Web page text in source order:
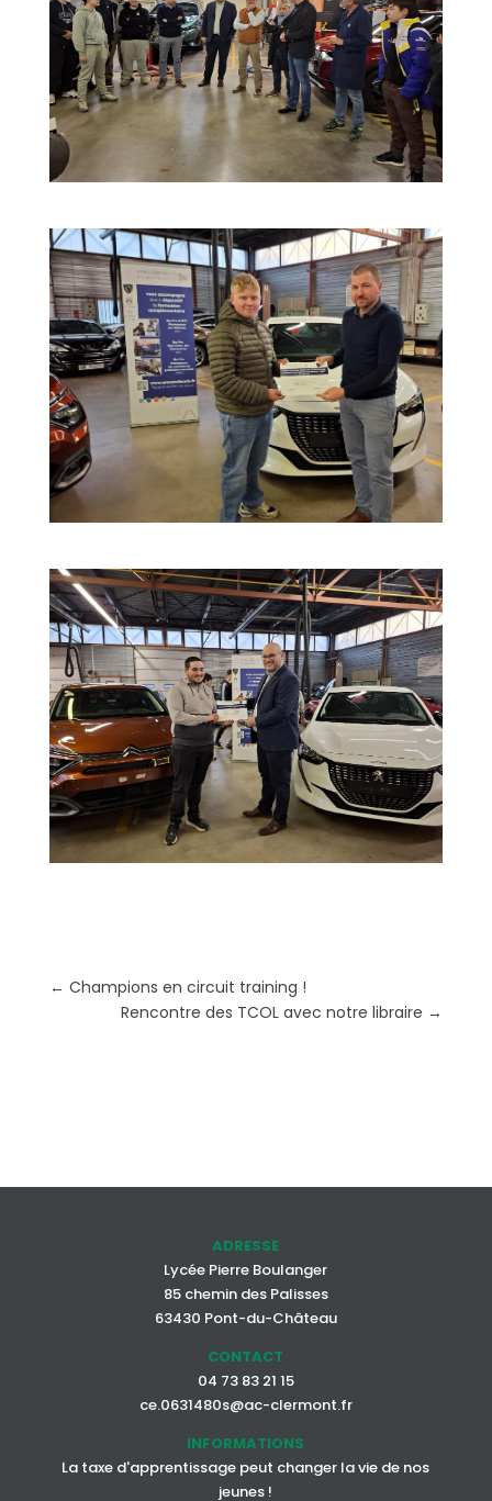
← Champions en circuit training !
Rencontre des TCOL avec notre libraire →
ADRESSE
Lycée Pierre Boulanger
85 chemin des Palisses
63430 Pont-du-Château
CONTACT
04 73 83 21 15
ce.0631480s@ac-clermont.fr
INFORMATIONS
La taxe d'apprentissage peut changer la vie de nos
jeunes !